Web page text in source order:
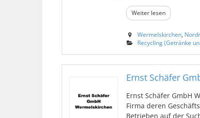
Weiter lesen
Wermelskirchen,
Recycling (Getränke
Ernst Schäfer
Ernst Schäfer GmbH
Firma deren
Betrieben auf der